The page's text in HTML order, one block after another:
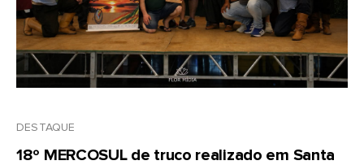
DESTAQUE
18º MERCOSUL de truco realizado em Santa